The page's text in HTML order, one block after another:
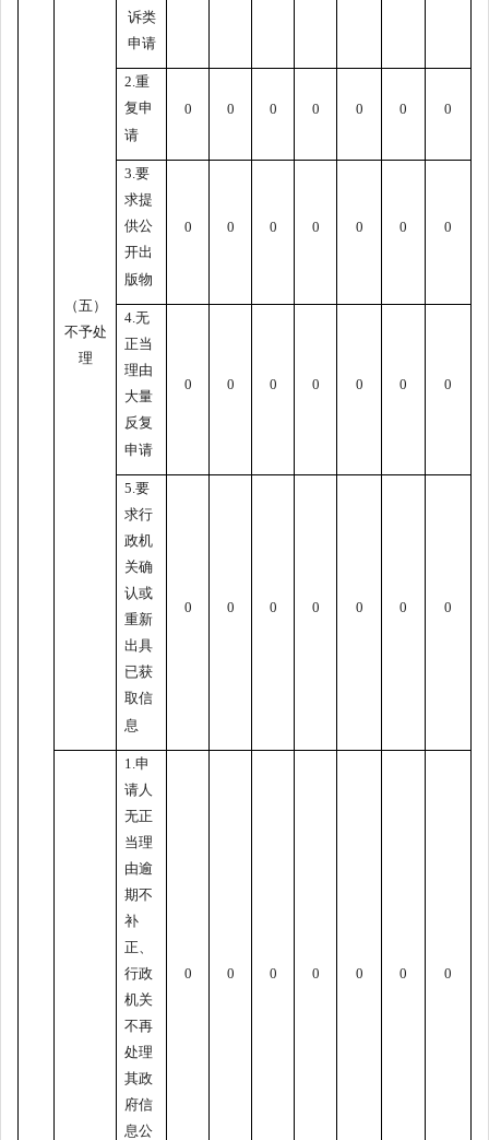
（五）
不予处
理
诉类
申请
2.重
复申
请
0 0 0 0 0 0 0
3.要
求提
供公
开出
版物
0 0 0 0 0 0 0
4.无
正当
理由
大量
反复
申请
0 0 0 0 0 0 0
5.要
求行
政机
关确
认或
重新
出具
已获
取信
息
0 0 0 0 0 0 0
1.申
请人
无正
当理
由逾
期不
补
正、
行政
机关
不再
处理
其政
府信
息公
0 0 0 0 0 0 0